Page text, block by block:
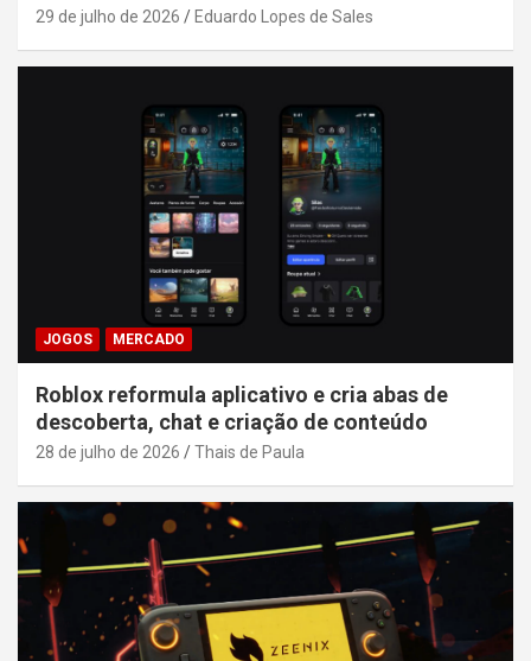
29 de julho de 2026 Eduardo Lopes de Sales
JOGOS MERCADO
Roblox reformula aplicativo e cria abas de
descoberta, chat e criação de conteúdo
28 de julho de 2026 Thais de Paula